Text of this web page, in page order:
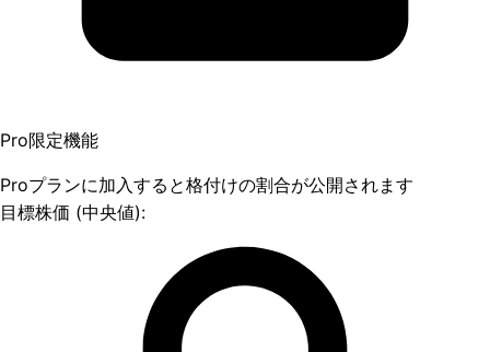
Pro限定機能
Proプランに加入すると格付けの割合が公開されます
目標株価 (中央値):